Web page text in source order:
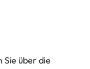
Sie über die